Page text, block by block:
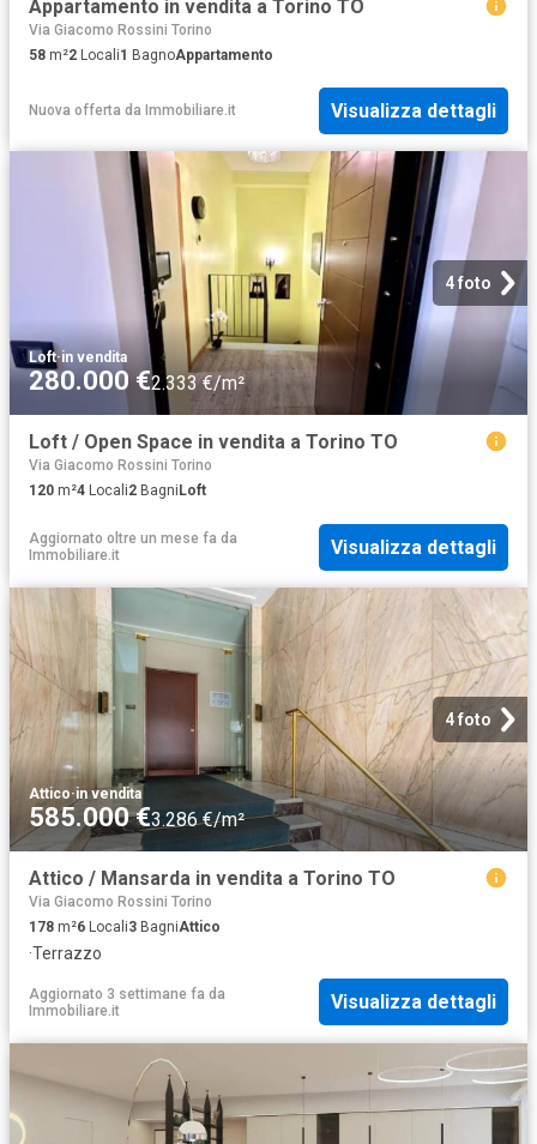
Appartamento in vendita a Torino TO
Via Giacomo Rossini Torino
58 m²2 Locali1 BagnoAppartamento
Nuova offerta da Immobiliare.it Visualizza dettagli
4 foto
Loft·in vendita
280.000 €2.333 €/m²
Loft / Open Space in vendita a Torino TO
Via Giacomo Rossini Torino
120 m²4 Locali2 Bagni Loft
Aggiornato oltre un mese fa da
Immobiliare.it
Visualizza dettagli
4 foto
Attico·in vendita
585.000 €3.286 €/m²
Attico / Mansarda in vendita a Torino TO
Via Giacomo Rossini Torino
178 m²6 Locali3 BagniAttico
·Terrazzo
Aggiornato 3 settimane fa da
Immobiliare.it
Visualizza dettagli